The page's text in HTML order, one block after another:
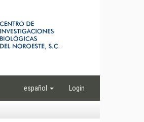
español Login